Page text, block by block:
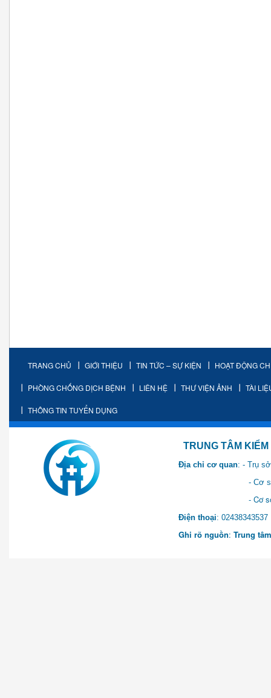
TRANG CHỦ GIỚI THIỆU TIN TỨC – SỰ KIỆN HOẠT ĐỘNG
PHÒNG CHỐNG DỊCH BỆNH LIÊN HỆ THƯ VIỆN ẢNH TÀI
THÔNG TIN TUYỂN DỤNG
TRUNG TÂM KIỂM SOÁT
Địa chỉ cơ quan: - Trụ
- Cơ sở 2: Khu Hành
- Cơ sở 3: Số 1 Ngõ 2
Điện thoại:
Ghi rõ nguồn: Trung